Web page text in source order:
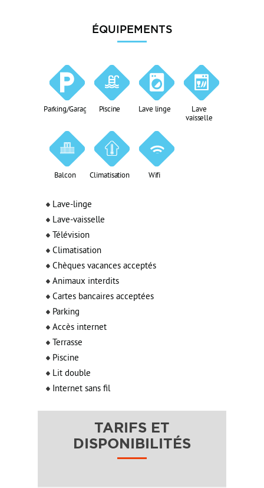
ÉQUIPEMENTS
Parking/Garage Piscine Lave linge
Lave
vaisselle
Balcon Climatisation Wifi
Lave-linge
Lave-vaisselle
Télévision
Climatisation
Chèques vacances acceptés
Animaux interdits
Cartes bancaires acceptées
Parking
Accès internet
Terrasse
Piscine
Lit double
Internet sans fil
TARIFS ET
DISPONIBILITÉS